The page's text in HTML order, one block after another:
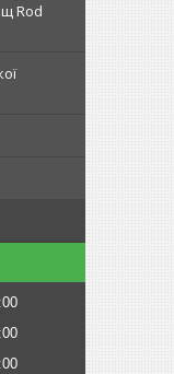
Rod